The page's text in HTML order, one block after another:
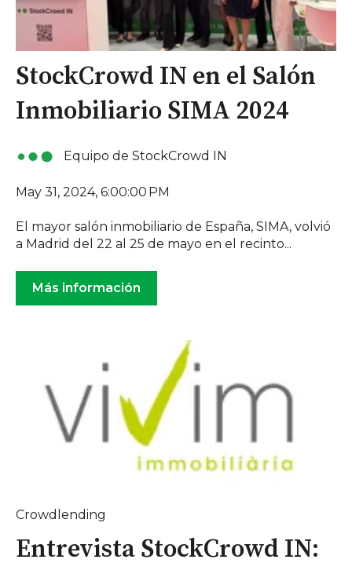
StockCrowd IN en el Salón
Inmobiliario SIMA 2024
Equipo de StockCrowd IN
May 31, 2024, 6:00:00 PM
El mayor salón inmobiliario de España, SIMA, volvió
a Madrid del 22 al 25 de mayo en el recinto...
Más información
Crowdlending
Entrevista StockCrowd IN: